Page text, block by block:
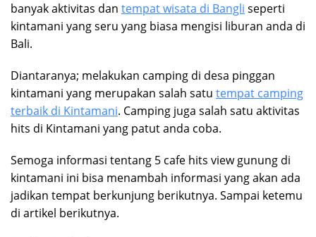
banyak aktivitas dan tempat wisata di Bangli seperti
kintamani yang seru yang biasa mengisi liburan anda di
Bali.
Diantaranya; melakukan camping di desa pinggan
kintamani yang merupakan salah satu tempat camping
terbaik di Kintamani. Camping juga salah satu aktivitas
hits di Kintamani yang patut anda coba.
Semoga informasi tentang 5 cafe hits view gunung di
kintamani ini bisa menambah informasi yang akan ada
jadikan tempat berkunjung berikutnya. Sampai ketemu
di artikel berikutnya.